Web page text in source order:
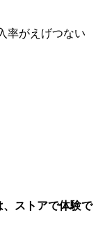
率がえげつない
ストアで体験で